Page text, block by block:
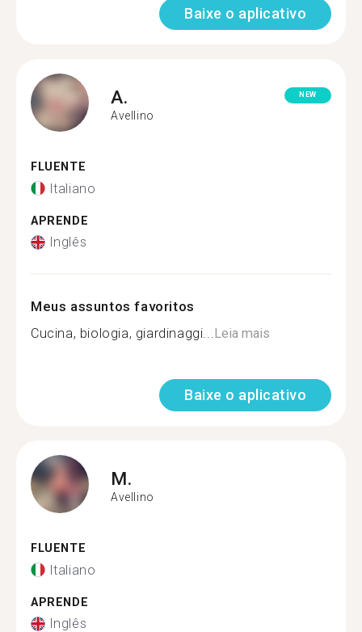
Baixe o aplicativo
A.
Avellino
NEW
FLUENTE
Italiano
APRENDE
Inglês
Meus assuntos favoritos
Cucina, biologia, giardinaggi...Leia mais
Baixe o aplicativo
M.
Avellino
FLUENTE
Italiano
APRENDE
Inglês